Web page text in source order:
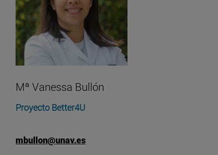
Mª Vanessa Bullón
Proyecto Better4U
mbullon@unav.es